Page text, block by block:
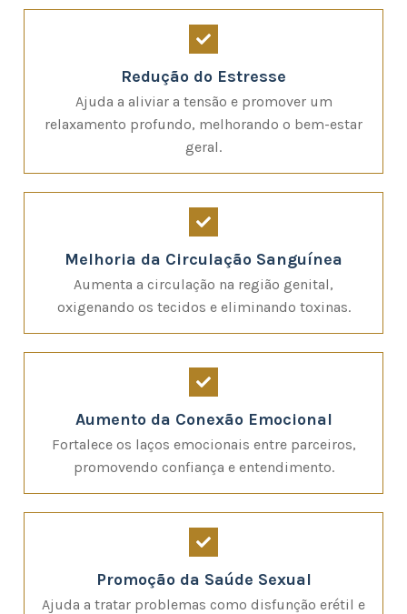
Redução do Estresse
Ajuda a aliviar a tensão e promover um
relaxamento profundo, melhorando o bem-estar
geral.
Melhoria da Circulação Sanguínea
Aumenta a circulação na região genital,
oxigenando os tecidos e eliminando toxinas.
Aumento da Conexão Emocional
Fortalece os laços emocionais entre parceiros,
promovendo confiança e entendimento.
Promoção da Saúde Sexual
Ajuda a tratar problemas como disfunção erétil e